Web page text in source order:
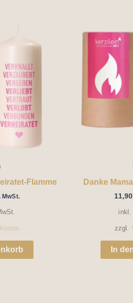
Flamme
MwSt.
Danke
11,90
inkl.
zzgl.
In